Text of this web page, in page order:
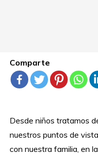
Comparte
Desde niños tratamos
nuestros puntos de
con nuestra familia, en